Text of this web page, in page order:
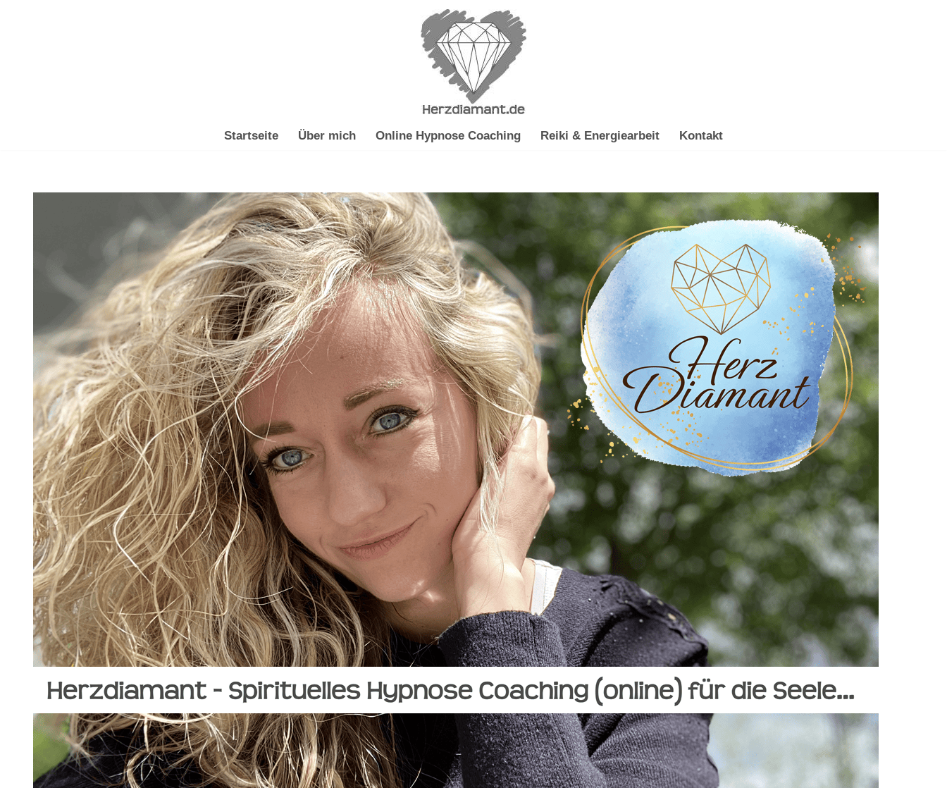
Startseite Über mich Online Hypnose Coaching Reiki & Energiearbeit Kontakt